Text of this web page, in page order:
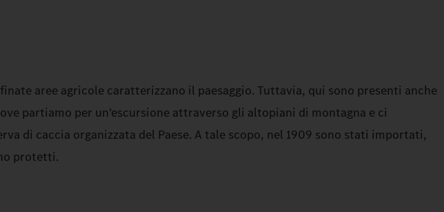
aree agricole caratterizzano il paesaggio. Tuttavia, qui sono presenti anche
partiamo per un’escursione attraverso gli altopiani di montagna e ci
di caccia organizzata del Paese. A tale scopo, nel 1909 sono stati importati,
protetti.